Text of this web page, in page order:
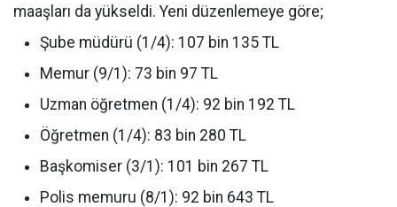
maaşları da yükseldi. Yeni düzenlemeye göre;
Şube müdürü (1/4): 107 bin 135 TL
Memur (9/1): 73 bin 97 TL
Uzman öğretmen (1/4): 92 bin 192 TL
Öğretmen (1/4): 83 bin 280 TL
Başkomiser (3/1): 101 bin 267 TL
Polis memuru (8/1): 92 bin 643 TL